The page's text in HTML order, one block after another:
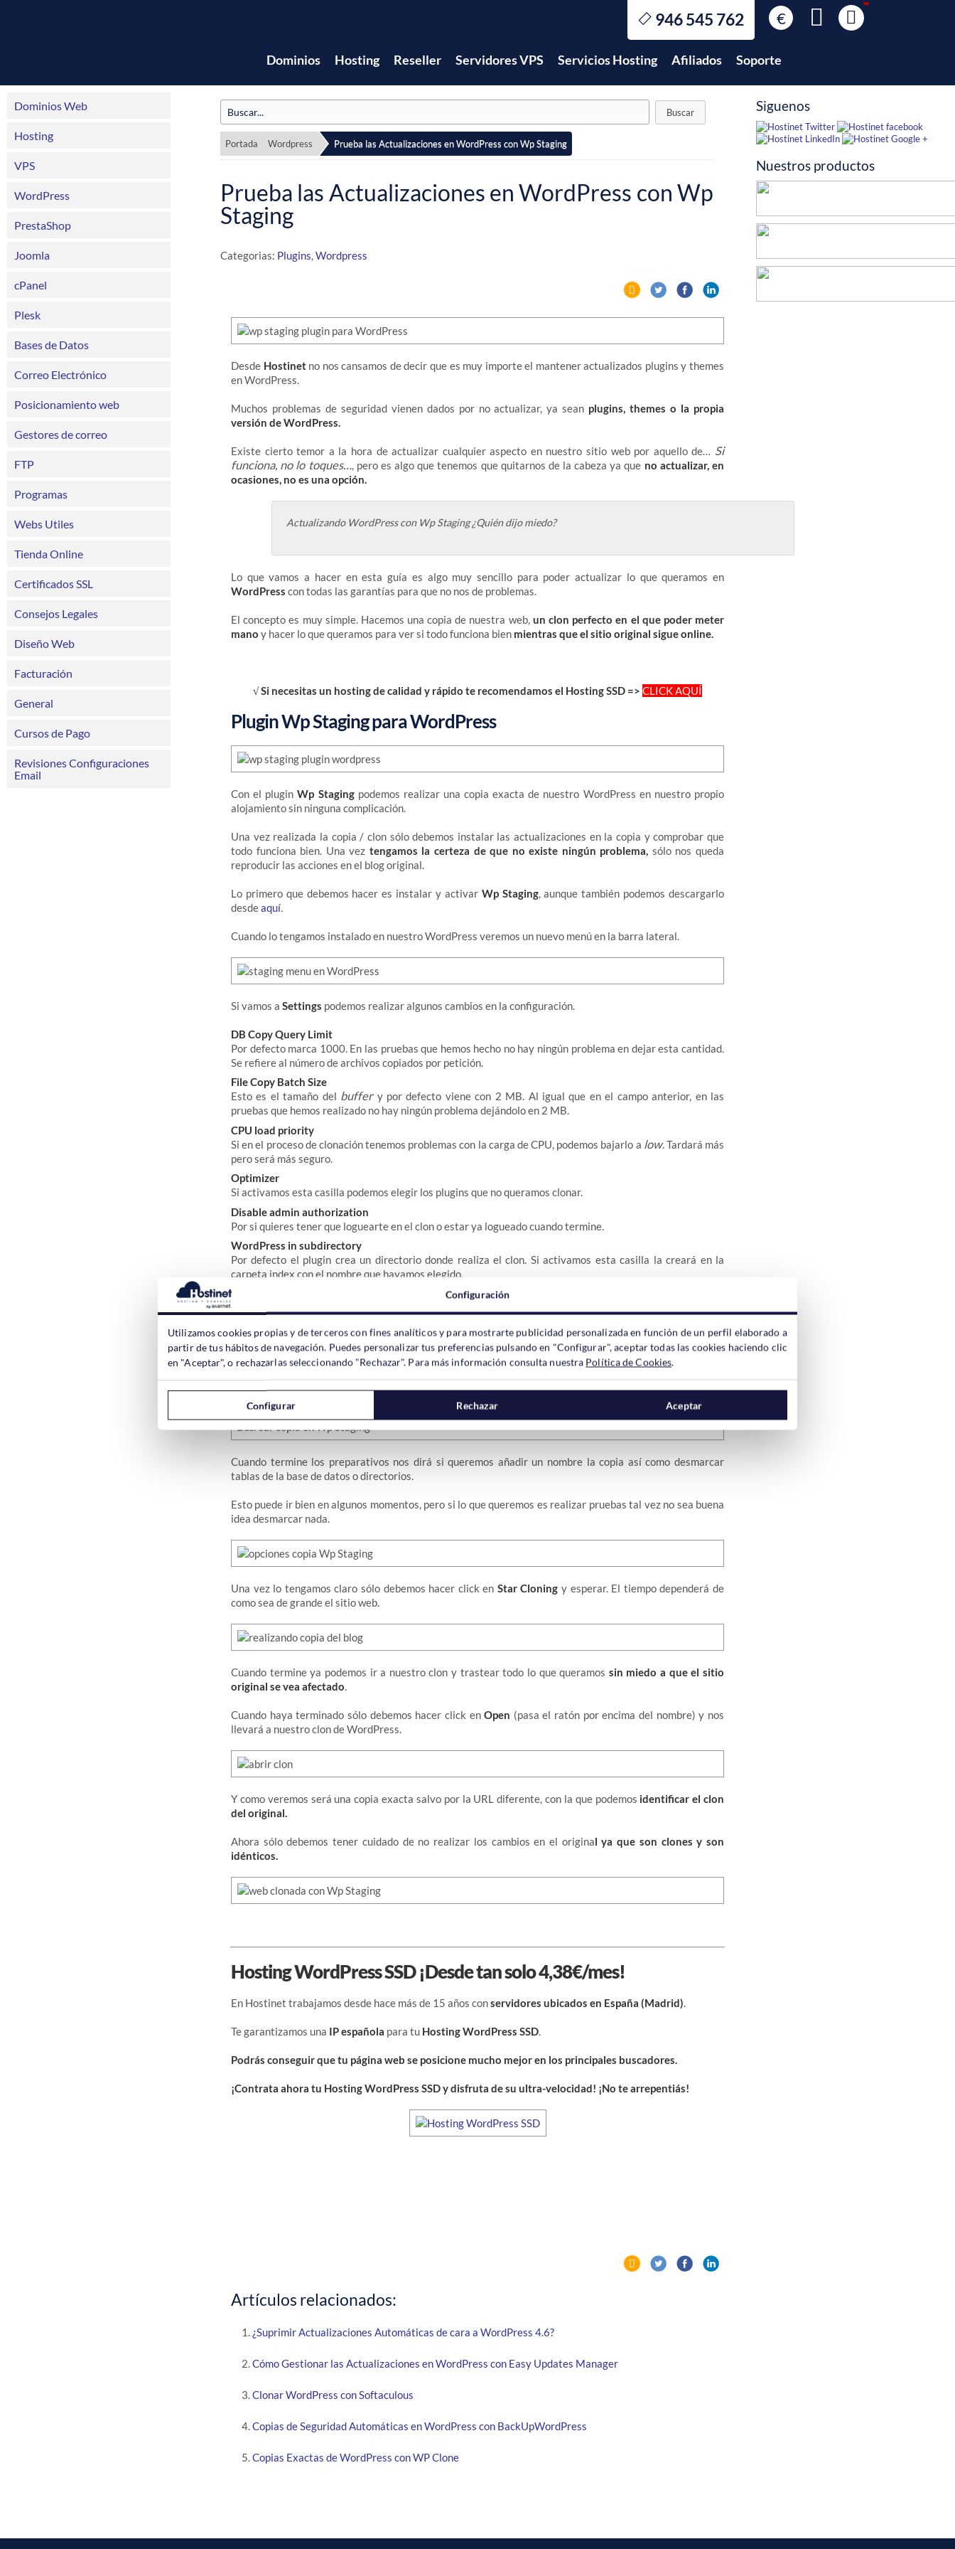
946 545 762
Dominios Hosting Reseller Servidores VPS Servicios Hosting Afiliados Soporte
€
GBP
MXN
Dominios Web
Hosting
VPS
WordPress
PrestaShop
Joomla
cPanel
Plesk
Bases de Datos
Correo Electrónico
Posicionamiento web
Gestores de correo
FTP
Programas
Webs Utiles
Tienda Online
Certificados SSL
Consejos Legales
Diseño Web
Facturación
General
Cursos de Pago
Revisiones Configuraciones
Email
Siguenos
Nuestros productos
Portada Wordpress Prueba las Actualizaciones en WordPress con Wp Staging
Prueba las Actualizaciones en WordPress con Wp
Staging
Categorias: Plugins,Wordpress
Desde Hostinetno nos cansamos de decir que es muy importe el mantener actualizados plugins y themes
en WordPress.
Muchos problemas de seguridad vienen dados por no actualizar, ya sean plugins, themes o la propia
versión de WordPress.
Existe cierto temor a la hora de actualizar cualquier aspecto en nuestro sitio web por aquello de… Si
funciona, no lo toques…, pero es algo que tenemos que quitarnos de la cabeza ya que no actualizar, en
ocasiones, no es una opción.
Actualizando WordPress con Wp Staging ¿Quién dijo miedo?
Lo que vamos a hacer en esta guía es algo muy sencillo para poder actualizar lo que queramos en
WordPress con todas las garantías para que no nos de problemas.
El concepto es muy simple. Hacemos una copia de nuestra web, un clon perfecto en el que poder meter
mano y hacer lo que queramos para ver si todo funciona bien mientras que el sitio original sigue online.
√ Si necesitas un hosting de calidad y rápido te recomendamos el Hosting SSD => CLICK AQUÍ
Plugin Wp Staging para WordPress
Con el pluginWp Stagingpodemos realizar una copia exacta de nuestro WordPress en nuestro propio
alojamiento sin ninguna complicación.
Una vez realizada la copia / clon sólo debemos instalar las actualizaciones en la copia y comprobar que
todo funciona bien. Una vez tengamos la certeza de que no existe ningún problema, sólo nos queda
reproducir las acciones en el blog original.
Lo primero que debemos hacer es instalar y activar Wp Staging, aunque también podemos descargarlo
desdeaquí
Cuando lo tengamos instalado en nuestro WordPress veremos un nuevo menú en la barra lateral.
Si vamos a Settings podemos realizar algunos cambios en la configuración.
DB Copy Query Limit
Por defecto marca 1000. En las pruebas que hemos hecho no hay ningún problema en dejar esta cantidad.
Se refiere al número de archivos copiados por petición.
File Copy Batch Size
Esto es el tamaño del buffery por defecto viene con 2 MB. Al igual que en el campo anterior, en las
pruebas que hemos realizado no hay ningún problema dejándolo en 2 MB.
CPU load priority
Si en el proceso de clonación tenemos problemas con la carga de CPU, podemos bajarlo a low. Tardará más
pero será más seguro.
Optimizer
Si activamos esta casilla podemos elegir los plugins que no queramos clonar.
Disable admin authorization
Por si quieres tener que loguearte en el clon o estar ya logueado cuando termine.
WordPress in subdirectory
Por defecto el plugin crea un directorio donde realiza el clon. Si activamos esta casilla la creará en la
carpeta index con el nombre que hayamos elegido.
Remove Data on Uninstall?
Si vamos a
Siteque es la que dará comienzo a la copia del WordPress.
Cuando termine los preparativos nos dirá si queremos añadir un nombre la copia así como desmarcar
tablas de la base de datos o directorios.
Esto puede ir bien en algunos momentos, pero si lo que queremos es realizar pruebas tal vez no sea buena
idea desmarcar nada.
Una vez lo tengamos claro sólo debemos hacer click en Star Cloning y esperar. El tiempo dependerá de
como sea de grande el sitio web.
Cuando termine ya podemos ir a nuestro clon y trastear todo lo que queramos sin miedo a que el sitio
original se vea afectado
Cuando haya terminado sólo debemos hacer click enOpen (pasa el ratón por encima del nombre) y nos
llevará a nuestro clon de WordPress.
Y como veremos será una copia exacta salvo por la URL diferente, con la que podemos identificar el clon
del original.
Ahora sólo debemos tener cuidado de no realizar los cambios en el original ya que son clones y son
idénticos.
Hosting WordPress SSD ¡Desde tan solo 4,38€/mes!
En Hostinet trabajamos desde hace más de 15 años conservidores ubicados en España (Madrid)
Te garantizamos una IP española para tu Hosting WordPress SSD
Podrás conseguir que tu página web se posicione mucho mejor en los principales buscadores.
¡Contrata ahora tu Hosting WordPress SSD y disfruta de su ultra-velocidad! ¡No te arrepentiás!
Artículos relacionados:
¿Suprimir Actualizaciones Automáticas de cara a WordPress 4.6?
Cómo Gestionar las Actualizaciones en WordPress con Easy Updates Manager
Clonar WordPress con Softaculous
Copias de Seguridad Automáticas en WordPress con BackUpWordPress
Copias Exactas de WordPress con WP Clone
Configuración
Utilizamos cookies propias y de terceros con fines analíticos y para mostrarte publicidad personalizada en función de un perfil elaborado a
partir de tus hábitos de navegación. Puedes personalizar tus preferencias pulsando en "Configurar", aceptar todas las cookies haciendo clic
en "Aceptar", o rechazarlas seleccionando "Rechazar". Para más información consulta nuestra Política de Cookies.
Configurar Rechazar Aceptar